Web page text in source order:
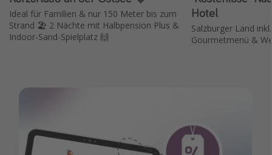
Ideal für Familien & nur 150 Meter bis zum
Strand 🏖️ 2 Nächte mit Halbpension Plus &
Indoor-Sand-Spielplatz 🙌
Hotel
Salzburger Land
Gourmetmenü &